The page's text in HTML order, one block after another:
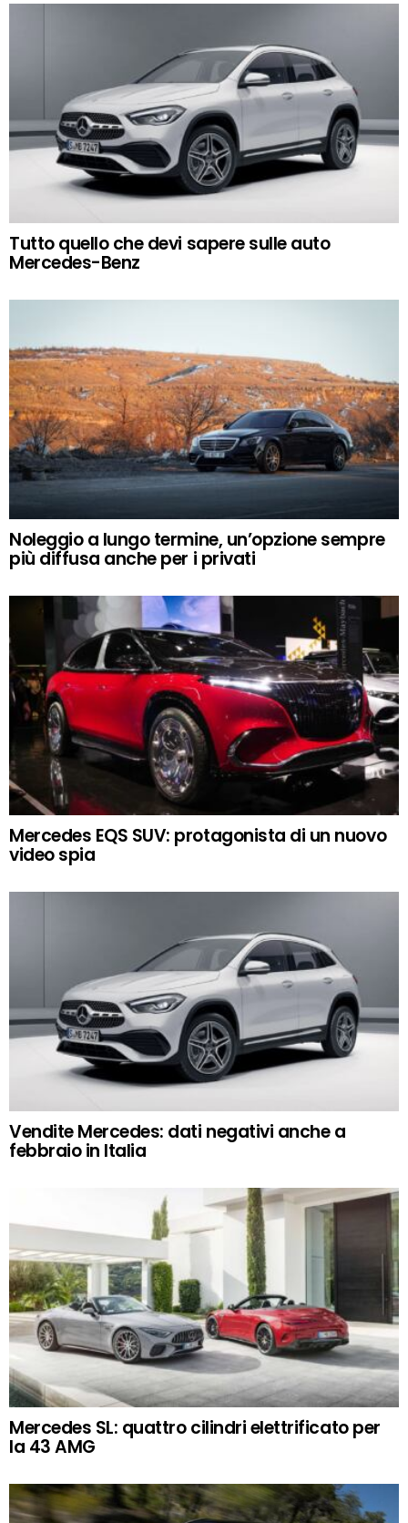
Tutto quello che devi sapere sulle auto
Mercedes-Benz
Noleggio a lungo termine, un’opzione sempre
più diffusa anche per i privati
Mercedes EQS SUV: protagonista di un nuovo
video spia
Vendite Mercedes: dati negativi anche a
febbraio in Italia
Mercedes SL: quattro cilindri elettrificato per
la 43 AMG